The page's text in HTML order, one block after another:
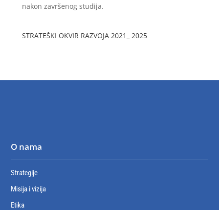
nakon završenog studija.
STRATEŠKI OKVIR RAZVOJA 2021_ 2025
O nama
Strategije
Misija i vizija
Etika